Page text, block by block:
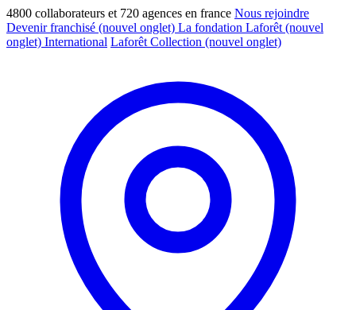
4800 collaborateurs et 720 agences en france Nous rejoindre
Devenir franchisé (nouvel onglet) La fondation Laforêt (nouvel
onglet) International Laforêt Collection (nouvel onglet)